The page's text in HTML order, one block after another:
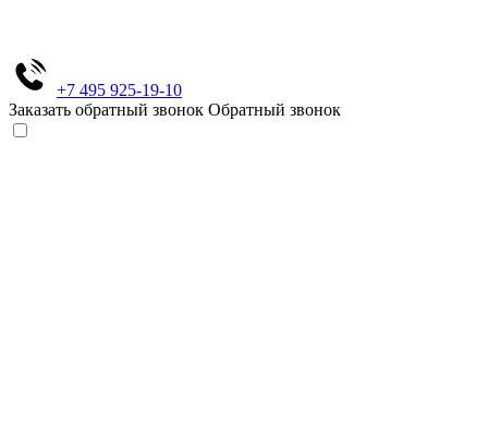
+7 495 925-19-10
Заказать обратный звонок Обратный звонок